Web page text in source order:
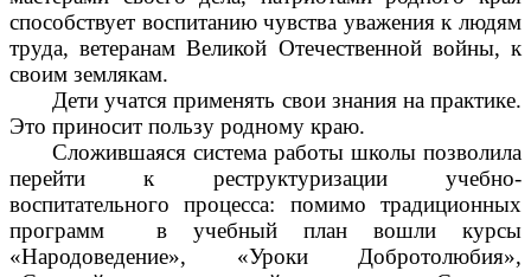
способствует воспитанию чувства уважения к людям
труда, ветеранам Великой Отечественной войны, к
своим землякам.
Дети учатся применять свои знания на практике.
Это приносит пользу родному краю.
Сложившаяся система работы школы позволила
перейти к реструктуризации учебно-
воспитательного процесса: помимо традиционных
программ в учебный план вошли курсы
«Народоведение», «Уроки Добротолюбия»,